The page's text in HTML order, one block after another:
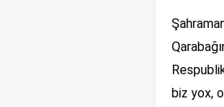
biz yox,